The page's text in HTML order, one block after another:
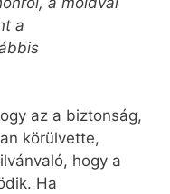
a
az a biztonság,
körülvette,
hogy a
Ha